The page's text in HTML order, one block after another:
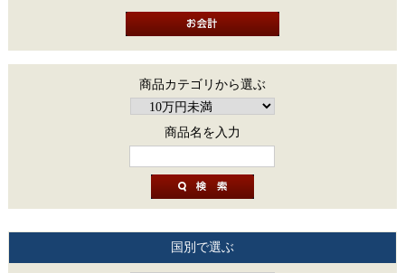
商品カテゴリから選ぶ
商品名を入力
国別で選ぶ